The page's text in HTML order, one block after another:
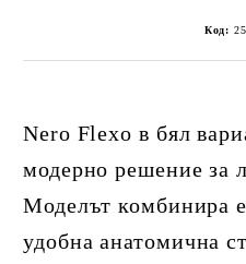
Код:
Nero Flexo в бял
модерно решение за
Моделът комбинира
удобна анатомична